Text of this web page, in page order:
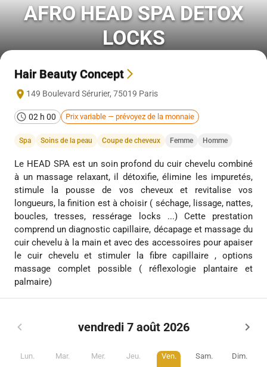
AFRO HEAD SPA DETOX
LOCKS
Hair Beauty Concept
149 Boulevard Sérurier, 75019 Paris
02 h 00 Prix variable — prévoyez de la monnaie
Spa Soins de la peau Coupe de cheveux Femme Homme
Le HEAD SPA est un soin profond du cuir chevelu combiné
à un massage relaxant, il détoxifie, élimine les impuretés,
stimule la pousse de vos cheveux et revitalise vos
longueurs, la finition est à choisir ( séchage, lissage, nattes,
boucles, tresses, ressérage locks ...) Cette prestation
comprend un diagnostic capillaire, décapage et massage du
cuir chevelu à la main et avec des accessoires pour apaiser
le cuir chevelu et stimuler la fibre capillaire , options
massage complet possible ( réflexologie plantaire et
palmaire)
vendredi 7 août 2026
Lun. Mar. Mer. Jeu. Ven. Sam. Dim.